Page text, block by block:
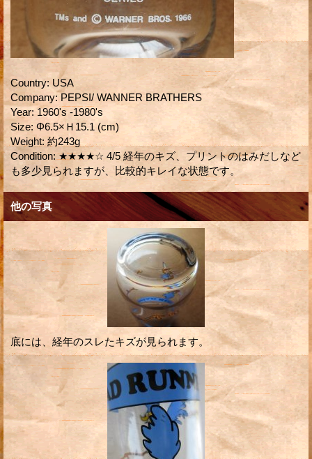
Country: USA
Company: PEPSI/ WANNER BRATHERS
Year: 1960's -1980's
Size: Φ6.5×Ｈ15.1 (cm)
Weight: 約243g
Condition: ★★★★☆ 4/5 経年のキズ、プリントのはみだしなど
も多少見られますが、比較的キレイな状態です。
他の写真
底には、経年のスレたキズが見られます。